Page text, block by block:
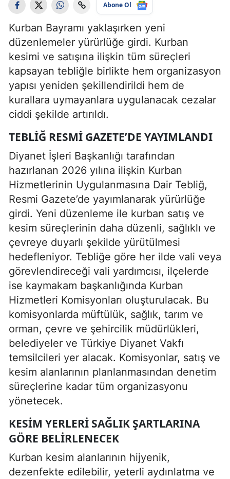
Abone Ol
Kurban Bayramı yaklaşırken yeni
düzenlemeler yürürlüğe girdi. Kurban
kesimi ve satışına ilişkin tüm süreçleri
kapsayan tebliğle birlikte hem organizasyon
yapısı yeniden şekillendirildi hem de
kurallara uymayanlara uygulanacak cezalar
ciddi şekilde artırıldı.
TEBLIĞ RESMI GAZETE’DE YAYIMLANDI
Diyanet İşleri Başkanlığı tarafından
hazırlanan 2026 yılına ilişkin Kurban
Hizmetlerinin Uygulanmasına Dair Tebliğ,
Resmi Gazete’de yayımlanarak yürürlüğe
girdi. Yeni düzenleme ile kurban satış ve
kesim süreçlerinin daha düzenli, sağlıklı ve
çevreye duyarlı şekilde yürütülmesi
hedefleniyor. Tebliğe göre her ilde vali veya
görevlendireceği vali yardımcısı, ilçelerde
ise kaymakam başkanlığında Kurban
Hizmetleri Komisyonları oluşturulacak. Bu
komisyonlarda müftülük, sağlık, tarım ve
orman, çevre ve şehircilik müdürlükleri,
belediyeler ve Türkiye Diyanet Vakfı
temsilcileri yer alacak. Komisyonlar, satış ve
kesim alanlarının planlanmasından denetim
süreçlerine kadar tüm organizasyonu
yönetecek.
KESIM YERLERI SAĞLIK ŞARTLARINA
GÖRE BELIRLENECEK
Kurban kesim alanlarının hijyenik,
dezenfekte edilebilir, yeterli aydınlatma ve